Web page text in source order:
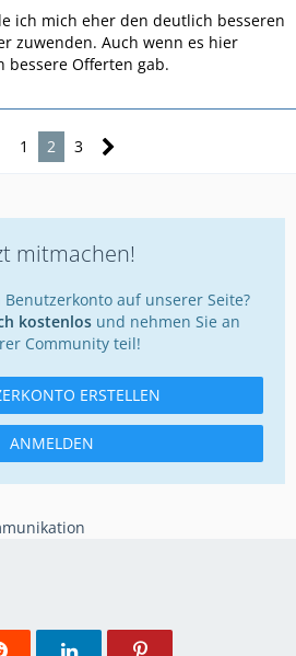
ich mich eher den deutlich besseren
zuwenden. Auch wenn es hier
bessere Offerten gab.
1 2 3
mitmachen!
auf unserer Seite?
kostenlosund nehmen Sie an
Community teil!
ERSTELLEN
ANMELDEN